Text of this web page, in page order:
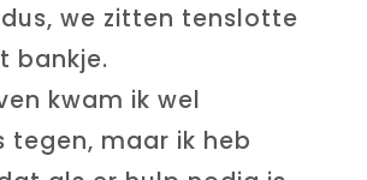
we zitten tenslotte
bankje.
kwam ik wel
tegen, maar ik heb